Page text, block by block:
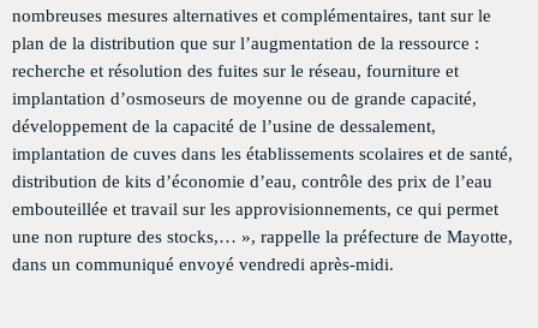
Welcome To Mayotte
With Cindy and Brandon
For every Show page the timetable is auomatically generated
from the schedule, and you can set automatic carousels of
Curabitur id lacus felis. Sed justo mauris, auctor eget tellus nec,
pellentesque varius mauris. Sed eu congue nulla, et tincidunt
justo. Aliquam semper faucibus odio id varius. Suspendisse
varius laoreet sodales.
close
PROGRAMMES À VENIR
Welcome To Mayotte
WITH CINDY AND BRANDON
7:15 AM - 10:00 AM
La Matinale
MONDAY AND FRIDAY AT 23:00
nombreuses mesures alternatives et complémentaires, tant sur le
plan de la distribution que sur l’augmentation de la ressource :
recherche et résolution des fuites sur le réseau, fourniture et
implantation d’osmoseurs de moyenne ou de grande capacité,
développement de la capacité de l’usine de dessalement,
implantation de cuves dans les établissements scolaires et de santé,
distribution de kits d’économie d’eau, contrôle des prix de l’eau
embouteillée et travail sur les approvisionnements, ce qui permet
une non rupture des stocks,… », rappelle la préfecture de Mayotte,
dans un communiqué envoyé vendredi après-midi.